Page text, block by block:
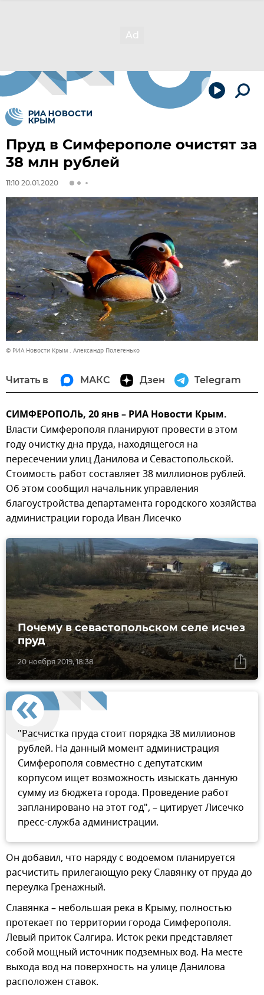
Пруд в Симферополе очистят за
38 млн рублей
11:10 20.01.2020
© РИА Новости Крым . Александр Полегенько
Читать в МАКС Дзен Telegram
СИМФЕРОПОЛЬ, 20 янв – РИА Новости Крым.
Власти Симферополя планируют провести в этом
году очистку дна пруда, находящегося на
пересечении улиц Данилова и Севастопольской.
Стоимость работ составляет 38 миллионов рублей.
Об этом сообщил начальник управления
благоустройства департамента городского хозяйства
администрации города Иван Лисечко
20 ноября 2019, 18:38
Почему в севастопольском селе исчез
пруд
"Расчистка пруда стоит порядка 38 миллионов
рублей. На данный момент администрация
Симферополя совместно с депутатским
корпусом ищет возможность изыскать данную
сумму из бюджета города. Проведение работ
запланировано на этот год", – цитирует Лисечко
пресс-служба администрации.
Он добавил, что наряду с водоемом планируется
расчистить прилегающую реку Славянку от пруда до
переулка Гренажный.
Славянка – небольшая река в Крыму, полностью
протекает по территории города Симферополя.
Левый приток Салгира. Исток реки представляет
собой мощный источник подземных вод. На месте
выхода вод на поверхность на улице Данилова
расположен ставок.